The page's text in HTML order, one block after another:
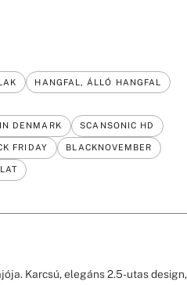
HANGFAL, ÁLLÓ HANGFAL
DENMARK SCANSONIC HD
FRIDAY BLACKNOVEMBER
Karcsú, elegáns 2.5-utas design,